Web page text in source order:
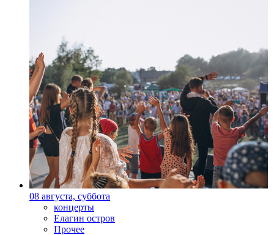
08 августа, суббота
концерты
Елагин остров
Прочее